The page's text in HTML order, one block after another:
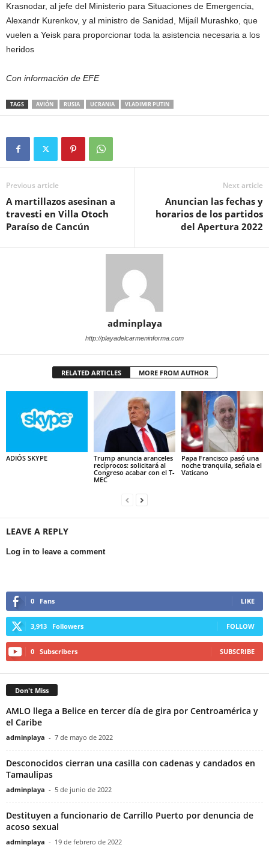
Krasnodar, al jefe del Ministerio para Situaciones de Emergencia,
Alexandr Kurenkov, y al ministro de Sanidad, Mijaíl Murashko, que
vuelen a Yeisk para proporcionar toda la asistencia necesaria a los
heridos
Con información de EFE
TAGS AVIÓN RUSIA UCRANIA VLADIMIR PUTIN
Previous article
A martillazos asesinan a
travesti en Villa Otoch
Paraíso de Cancún
Next article
Anuncian las fechas y
horarios de los partidos
del Apertura 2022
adminplaya
http://playadelcarmeninforma.com
RELATED ARTICLES MORE FROM AUTHOR
ADIÓS SKYPE
Trump anuncia aranceles
recíprocos: solicitará al
Congreso acabar con el T-
MEC
Papa Francisco pasó una
noche tranquila, señala el
Vaticano
LEAVE A REPLY
Log in to leave a comment
0 Fans LIKE
3,913 Followers FOLLOW
0 Subscribers SUBSCRIBE
Don't Miss
AMLO llega a Belice en tercer día de gira por Centroamérica y
el Caribe
adminplaya - 7 de mayo de 2022
Desconocidos cierran una casilla con cadenas y candados en
Tamaulipas
adminplaya - 5 de junio de 2022
Destituyen a funcionario de Carrillo Puerto por denuncia de
acoso sexual
adminplaya - 19 de febrero de 2022